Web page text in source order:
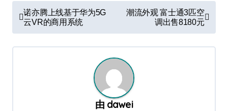
文
章
导
诺亦腾上线基于华为5G
云VR的商用系统
潮流外观 富士通3匹空
调出售8180元
由 dawei